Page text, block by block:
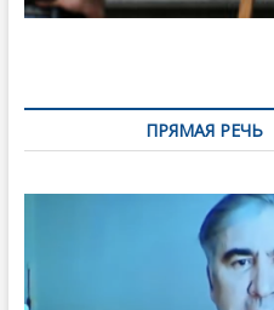
ПРЯМАЯ РЕЧЬ